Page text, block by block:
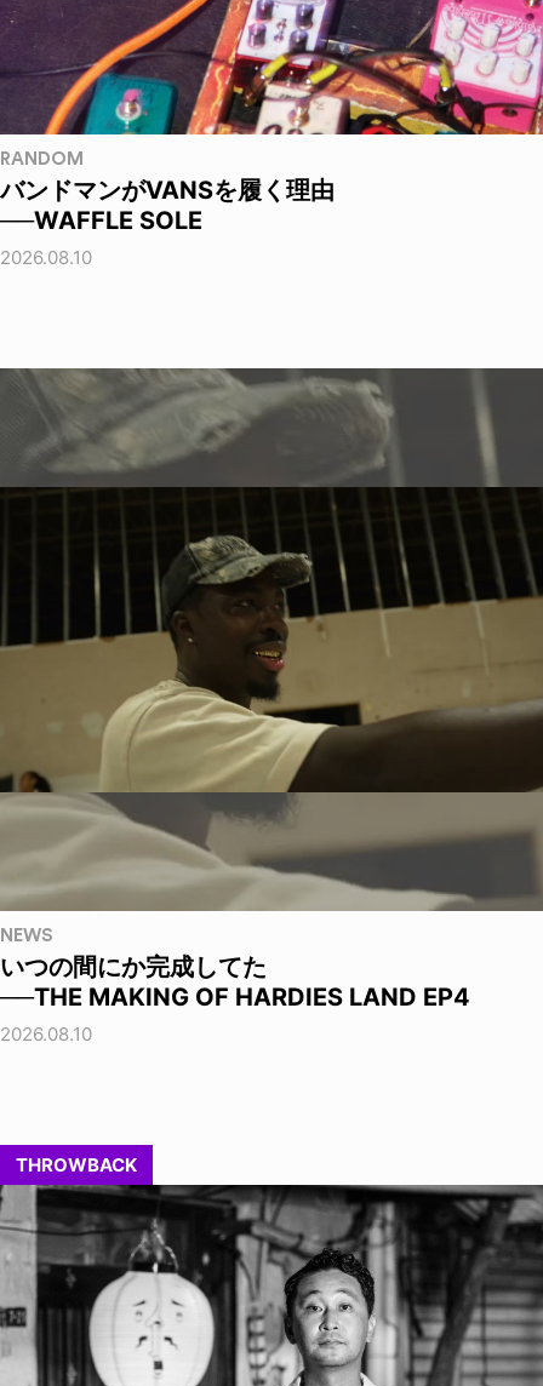
RANDOM
バンドマンがVANSを履く理由
──WAFFLE SOLE
2026.08.10
NEWS
いつの間にか完成してた
──THE MAKING OF HARDIES LAND EP4
2026.08.10
THROWBACK